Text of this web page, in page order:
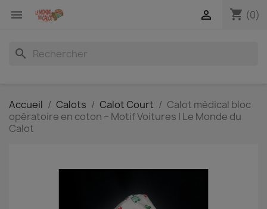
 shopping_cart (0)

search
Accueil Calots Calot Court
Calot médical bloc
opératoire en coton – Motif Voitures | Le Monde du
Calot